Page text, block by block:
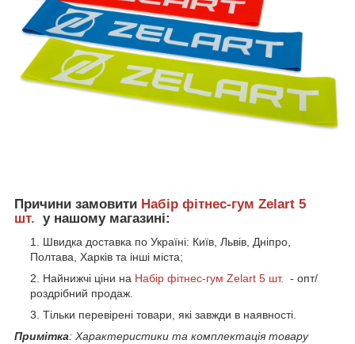
Причини замовити Набір фітнес-гум Zelart 5
шт. у нашому магазині:
Швидка доставка по Україні: Київ, Львів, Дніпро,
Полтава, Харків та інші міста;
Найнижчі ціни на Набір фітнес-гум Zelart 5 шт. - опт/
роздрібний продаж.
Тільки перевірені товари, які завжди в наявності.
Примітка: Характеристики та комплектація товару